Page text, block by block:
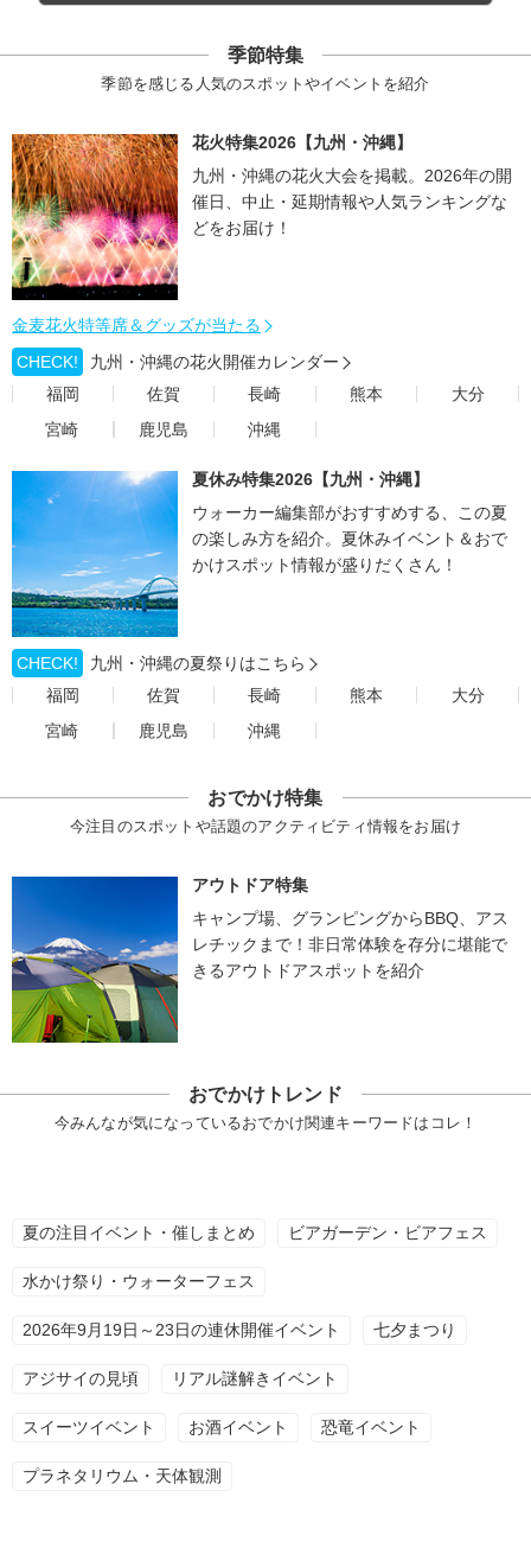
季節特集
季節を感じる人気のスポットやイベントを紹介
花火特集2026【九州・沖縄】
九州・沖縄の花火大会を掲載。2026年の開
催日、中止・延期情報や人気ランキングな
どをお届け！
金麦花火特等席＆グッズが当たる
CHECK!
九州・沖縄の花火開催カレンダー
福岡
佐賀 長崎 熊本
大分
宮崎
鹿児島 沖縄
夏休み特集2026【九州・沖縄】
ウォーカー編集部がおすすめする、この夏
の楽しみ方を紹介。夏休みイベント＆おで
かけスポット情報が盛りだくさん！
CHECK!
九州・沖縄の夏祭りはこちら
福岡
佐賀 長崎 熊本
大分
宮崎
鹿児島 沖縄
おでかけ特集
今注目のスポットや話題のアクティビティ情報をお届け
アウトドア特集
キャンプ場、グランピングからBBQ、アス
レチックまで！非日常体験を存分に堪能で
きるアウトドアスポットを紹介
おでかけトレンド
今みんなが気になっているおでかけ関連キーワードはコレ！
夏の注目イベント・催しまとめ ビアガーデン・ビアフェス
水かけ祭り・ウォーターフェス
2026年9月19日～23日の連休開催イベント 七夕まつり
アジサイの見頃 リアル謎解きイベント
スイーツイベント お酒イベント 恐竜イベント
プラネタリウム・天体観測